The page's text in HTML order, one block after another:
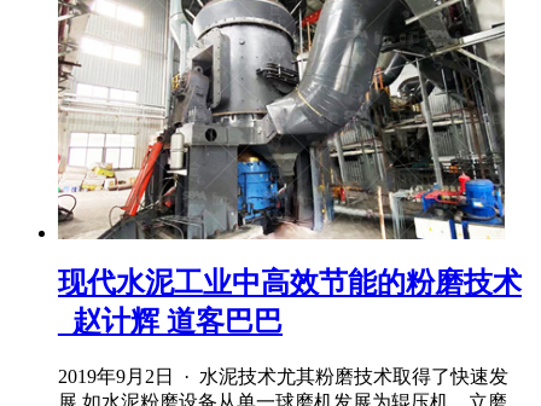
现代水泥工业中高效节能的粉磨技术
_赵计辉 道客巴巴
2019年9月2日 · 水泥技术尤其粉磨技术取得了快速发
展,如水泥粉磨设备从单一球磨机发展为辊压机、立磨、